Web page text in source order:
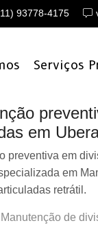
93778-4175
Serviços
em
preventiva em
em
retrátil.
Manutenção de